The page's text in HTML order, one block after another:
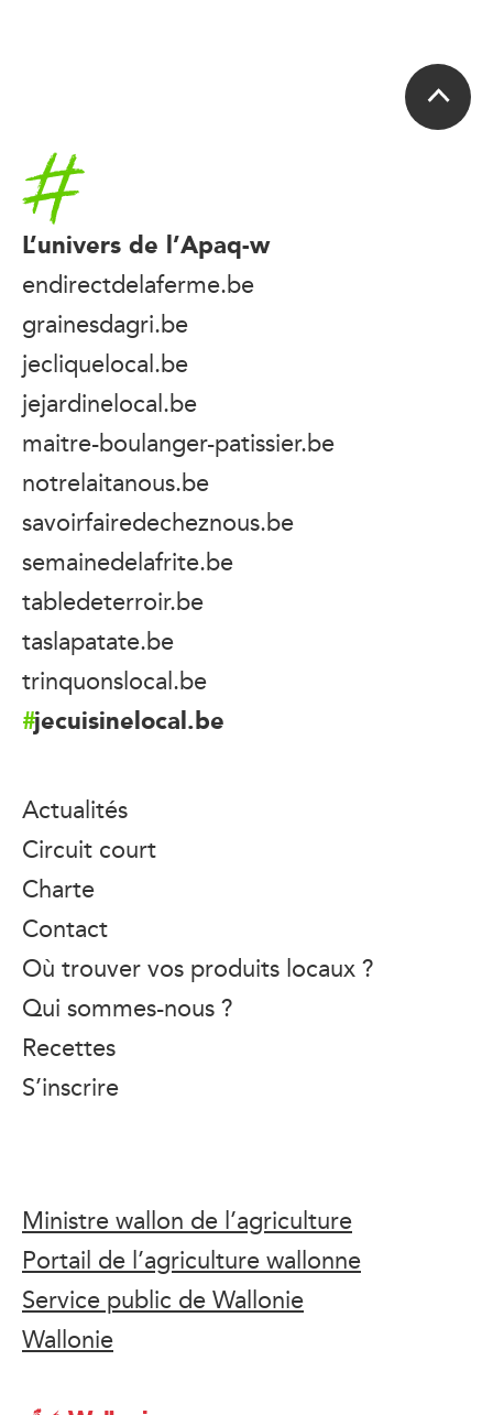
Accueil
L’univers de l’Apaq-w
endirectdelaferme.be
grainesdagri.be
jecliquelocal.be
jejardinelocal.be
maitre-boulanger-patissier.be
notrelaitanous.be
savoirfairedecheznous.be
semainedelafrite.be
tabledeterroir.be
taslapatate.be
trinquonslocal.be
jecuisinelocal.be
Actualités
Circuit court
Charte
Contact
Où trouver vos produits locaux ?
Qui sommes-nous ?
Recettes
S’inscrire
Ministre wallon de l’agriculture
Portail de l’agriculture wallonne
Service public de Wallonie
Wallonie